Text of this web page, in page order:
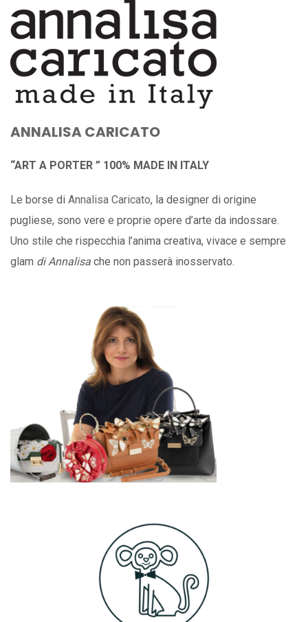
ANNALISA CARICATO
“ART A PORTER ” 100% MADE IN ITALY
Le borse di Annalisa Caricato, la designer di origine
pugliese, sono vere e proprie opere d’arte da indossare.
Uno stile che rispecchia l’anima creativa, vivace e sempre
glam di Annalisa che non passerà inosservato.